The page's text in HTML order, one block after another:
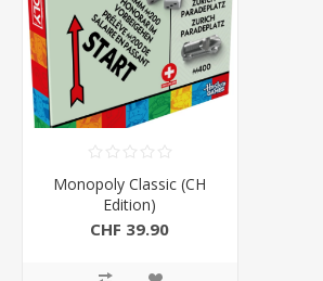
Monopoly Classic (CH
Edition)
CHF 39.90